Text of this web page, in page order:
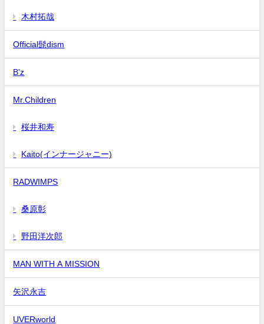
木村拓哉
Official髭dism
B'z
Mr.Children
桜井和寿
Kaito(インナージャニー)
RADWIMPS
桑原彰
野田洋次郎
MAN WITH A MISSION
矢沢永吉
UVERworld